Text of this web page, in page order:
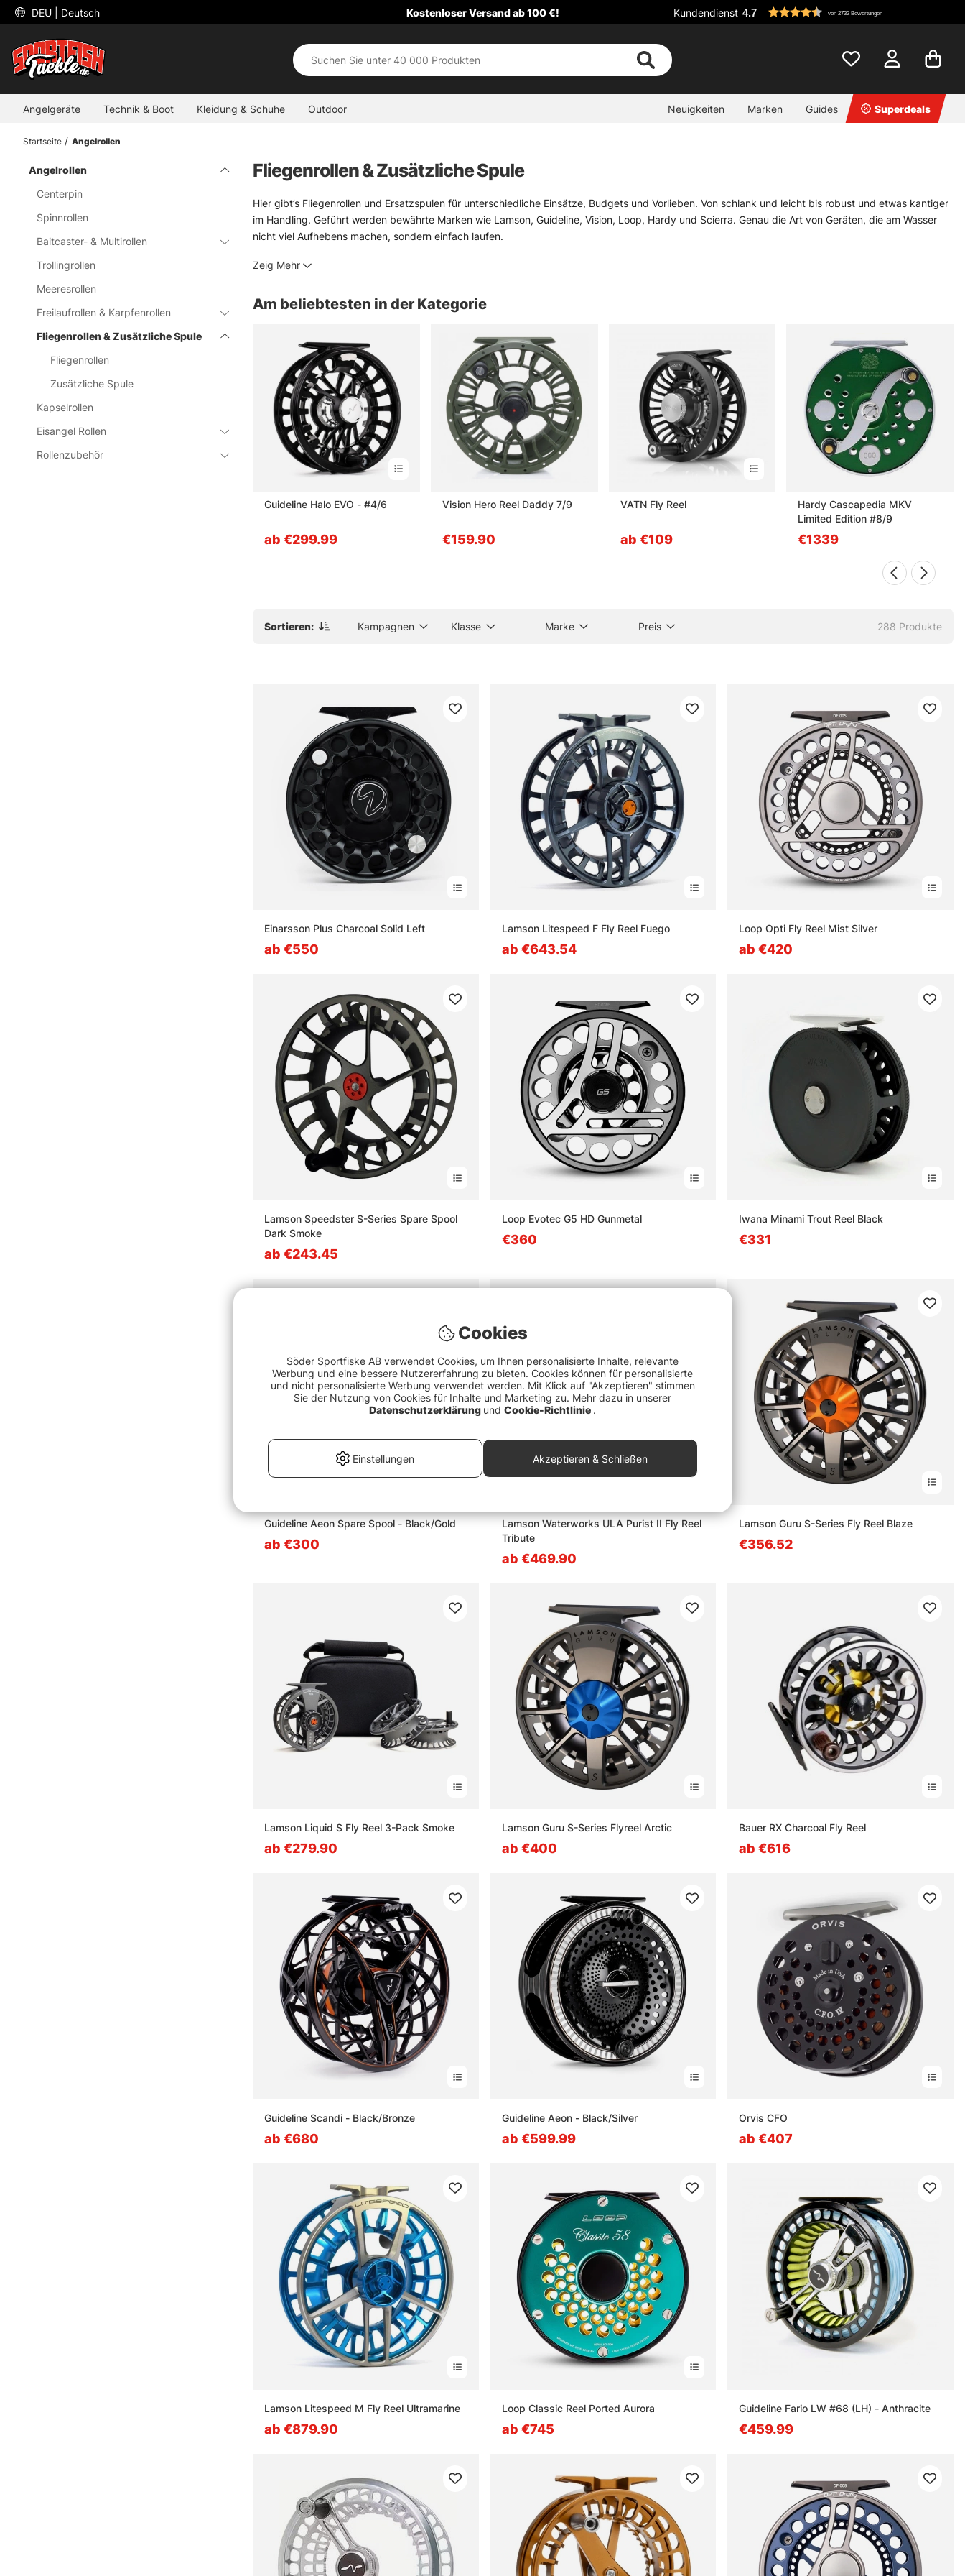
DEU | Deutsch Kostenloser Versand ab 100 €! Kundendienst 4.7 von 2732 Bewertungen
Angelgeräte Technik & Boot Kleidung & Schuhe Outdoor Neuigkeiten Marken Guides Superdeals
Startseite Angelrollen
Angelrollen
Centerpin
Spinnrollen
Baitcaster- & Multirollen
Trollingrollen
Meeresrollen
Freilaufrollen & Karpfenrollen
Fliegenrollen & Zusätzliche Spule
Fliegenrollen
Zusätzliche Spule
Kapselrollen
Eisangel Rollen
Rollenzubehör
Fliegenrollen & Zusätzliche Spule
Hier gibt’s Fliegenrollen und Ersatzspulen für unterschiedliche Einsätze, Budgets und Vorlieben. Von schlank und leicht bis robust und etwas kantiger
im Handling. Geführt werden bewährte Marken wie Lamson, Guideline, Vision, Loop, Hardy und Scierra. Genau die Art von Geräten, die am Wasser
nicht viel Aufhebens machen, sondern einfach laufen.
Klasse wie die Rute. Eine Rute in Klasse 5/6 wird also meist mit einer Rolle in 5/6 kombiniert. Klingt simpel, ist es oft auch. Trotzdem lohnt sich ein
Ersatzspulen sind praktisch, wenn die Situation am Wasser kippt. Eine Spule für schwimmende Schnur, eine andere für Sinktip oder Reserve. Das
kann sich vor dem Kauf melden. Besser einmal kurz nachfragen als später mit einer leicht schiefen Kombination am Ufer stehen.
» Zur Hauptkategorie Angelrollen
Häufige Fragen zu Fliegenrollen und Ersatzspulen
Was ist eine Fliegenrolle?
Was ist eine Ersatzspule?
Zeig Mehr
Am beliebtesten in der Kategorie
Guideline Halo EVO - #4/6
ab €299.99
Vision Hero Reel Daddy 7/9
€159.90
VATN Fly Reel
ab €109
Hardy Cascapedia MKV
Limited Edition #8/9
€1339
Sortieren: Kampagnen Klasse Marke Preis 288 Produkte
Einarsson Plus Charcoal Solid Left
ab €550
Lamson Litespeed F Fly Reel Fuego
ab €643.54
Loop Opti Fly Reel Mist Silver
ab €420
Lamson Speedster S-Series Spare Spool
Dark Smoke
ab €243.45
Loop Evotec G5 HD Gunmetal
€360
Iwana Minami Trout Reel Black
€331
Guideline Aeon Spare Spool - Black/Gold
ab €300
Lamson Waterworks ULA Purist II Fly Reel
Tribute
ab €469.90
Lamson Guru S-Series Fly Reel Blaze
€356.52
Lamson Liquid S Fly Reel 3-Pack Smoke
ab €279.90
Lamson Guru S-Series Flyreel Arctic
ab €400
Bauer RX Charcoal Fly Reel
ab €616
Guideline Scandi - Black/Bronze
ab €680
Guideline Aeon - Black/Silver
ab €599.99
Orvis CFO
ab €407
Lamson Litespeed M Fly Reel Ultramarine
ab €879.90
Loop Classic Reel Ported Aurora
ab €745
Guideline Fario LW #68 (LH) - Anthracite
€459.99
Cookies
Söder Sportfiske AB verwendet Cookies, um Ihnen personalisierte Inhalte, relevante
Werbung und eine bessere Nutzererfahrung zu bieten. Cookies können für personalisierte
und nicht personalisierte Werbung verwendet werden. Mit Klick auf "Akzeptieren" stimmen
Sie der Nutzung von Cookies für Inhalte und Marketing zu. Mehr dazu in unserer
Datenschutzerklärung und Cookie-Richtlinie .
Einstellungen Akzeptieren & Schließen